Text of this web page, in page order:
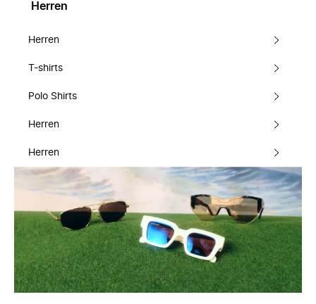
Herren
Herren
T-shirts
Polo Shirts
Herren
Herren